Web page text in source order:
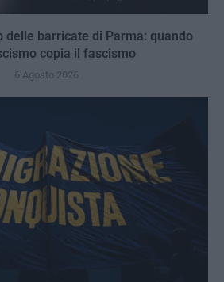
delle barricate di Parma: quando
copia il fascismo
6 Agosto 2026